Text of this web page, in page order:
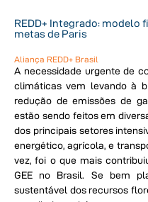
REDD+ Integrado: modelo
metas de Paris
Aliança REDD+ Brasil
A necessidade urgente de
climáticas vem levando à
redução de emissões de
estão sendo feitos em
dos principais setores
energético, agrícola, e
vez, foi o que mais
GEE no Brasil. Se bem
sustentável dos recursos